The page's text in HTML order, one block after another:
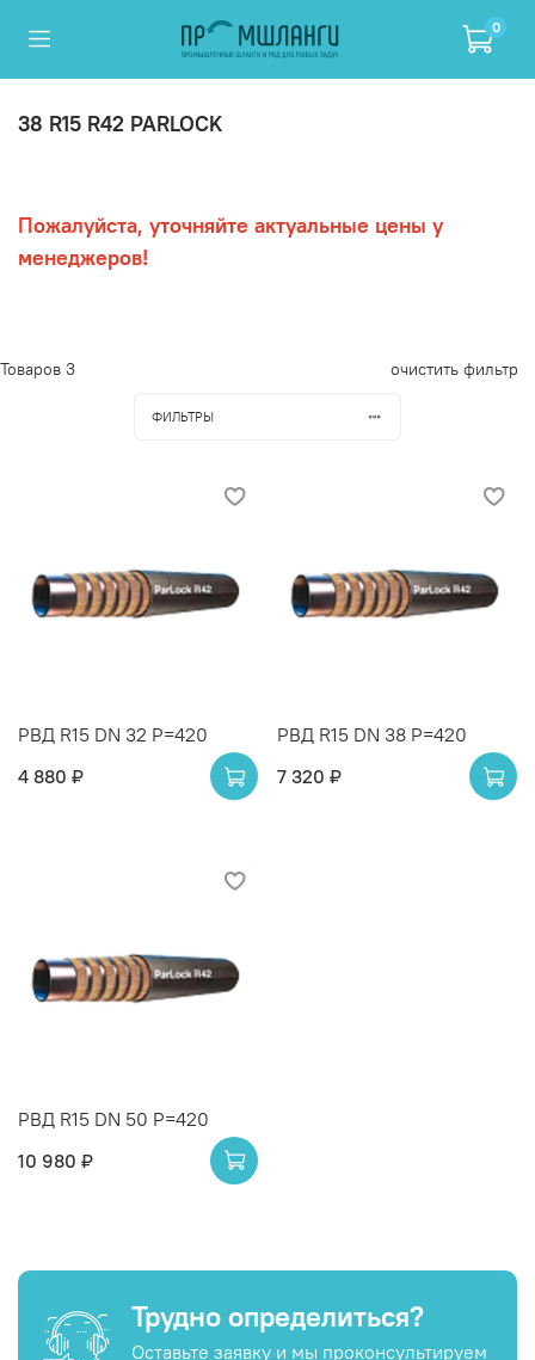
0
38 R15 R42 PARLOCK
Пожалуйста, уточняйте актуальные цены у
менеджеров!
Товаров 3 очистить фильтр
ФИЛЬТРЫ
РВД R15 DN 32 P=420
4 880 ₽
РВД R15 DN 38 P=420
7 320 ₽
РВД R15 DN 50 P=420
10 980 ₽
Трудно определиться?
Оставьте заявку и мы проконсультируем